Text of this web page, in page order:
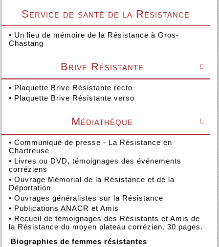
Service de santé de la Résistance
• Un lieu de mémoire de la Résistance à Gros-
Chastang

Brive Résistante
• Plaquette Brive Résistante recto
• Plaquette Brive Résistante verso

Médiathèque
• Communiqué de presse - La Résistance en
Chartreuse
• Livres ou DVD, témoignages des événements
corréziens
• Ouvrage Mémorial de la Résistance et de la
Déportation
• Ouvrages généralistes sur la Résistance
• Publications ANACR et Amis
• Recueil de témoignages des Résistants et Amis de
la Résistance du moyen plateau corrézien. 30 pages.
Biographies de femmes résistantes